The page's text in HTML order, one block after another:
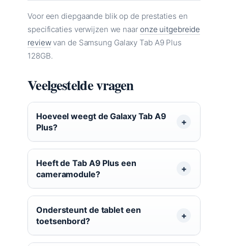
Voor een diepgaande blik op de prestaties en
specificaties verwijzen we naar onze uitgebreide
reviewvan de Samsung Galaxy Tab A9 Plus
128GB.
Veelgestelde vragen
Hoeveel weegt de Galaxy Tab A9
Plus?
Heeft de Tab A9 Plus een
cameramodule?
Ondersteunt de tablet een
toetsenbord?